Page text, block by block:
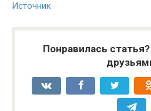
Источник
Понравилась